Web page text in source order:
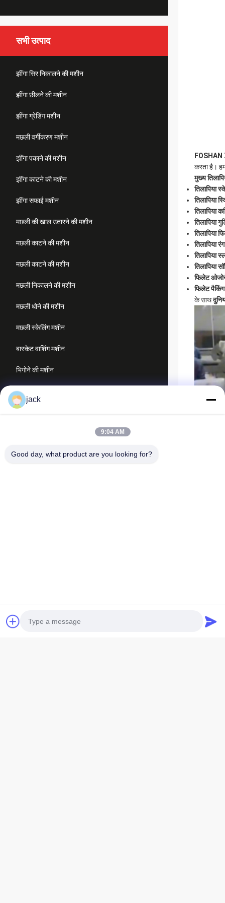
सभी उत्पाद
झींगा सिर निकालने की मशीन
झींगा छीलने की मशीन
झींगा ग्रेडिंग मशीन
मछली वर्गीकरण मशीन
झींगा पकाने की मशीन
झींगा काटने की मशीन
झींगा सफाई मशीन
मछली की खाल उतारने की मशीन
मछली काटने की मशीन
मछली काटने की मशीन
मछली निकालने की मशीन
मछली धोने की मशीन
मछली स्केलिंग मशीन
बास्केट वाशिंग मशीन
भिगोने की मशीन
झींगा प्रसंस्करण मशीन
मछली प्रसंस्करण मशीन
करता है।
मुख्य
तिलापिया
तिलापिया
तिलापिया
तिलापिया
तिलापिया
तिलापिया
तिलापिया
तिलापिया
फिलेट
फिलेट
के साथ
jack
9:04 AM
Good day, what product are you looking for?